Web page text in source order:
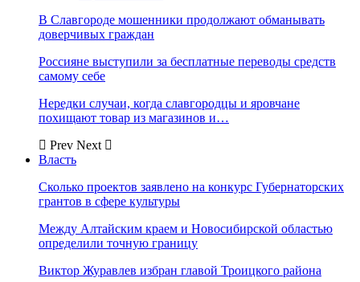
В Славгороде мошенники продолжают обманывать
доверчивых граждан
Россияне выступили за бесплатные переводы средств
самому себе
Нередки случаи, когда славгородцы и яровчане
похищают товар из магазинов и…
Prev Next
Власть
Сколько проектов заявлено на конкурс Губернаторских
грантов в сфере культуры
Между Алтайским краем и Новосибирской областью
определили точную границу
Виктор Журавлев избран главой Троицкого района